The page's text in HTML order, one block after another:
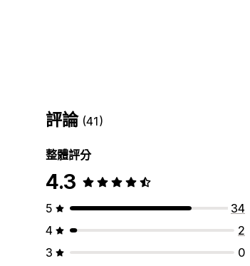
評論 (41)
整體評分
4.3
5
34
4
2
3
0